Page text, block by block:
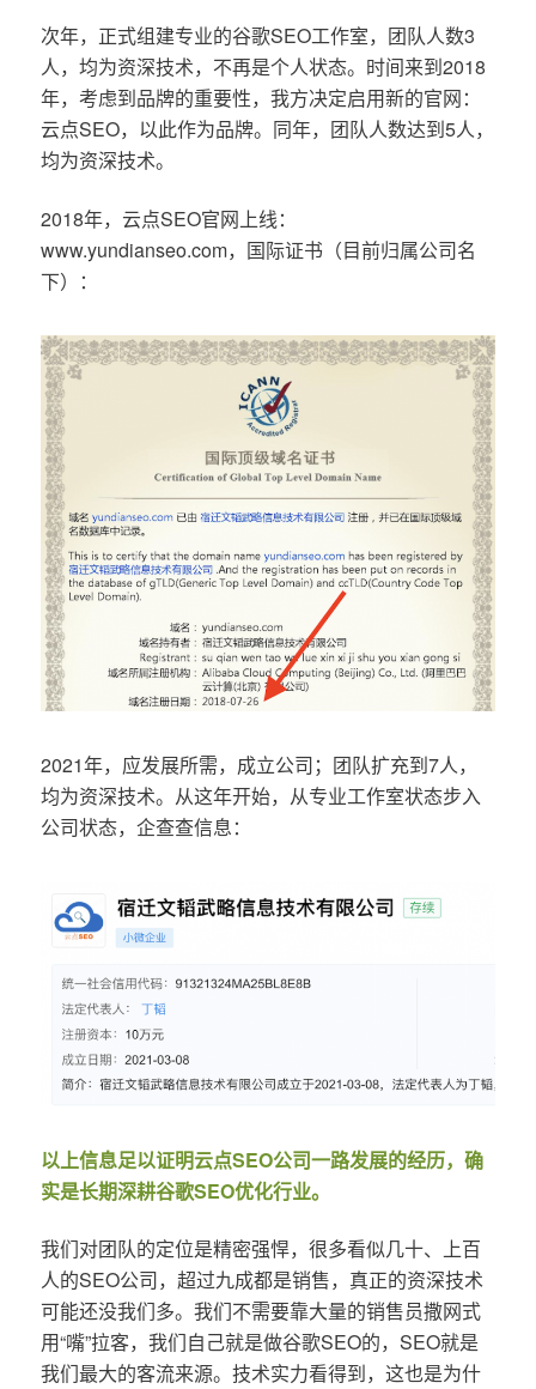
次年，正式组建专业的谷歌SEO工作室，团队人数3
人，均为资深技术，不再是个人状态。时间来到2018
年，考虑到品牌的重要性，我方决定启用新的官网：
云点SEO，以此作为品牌。同年，团队人数达到5人，
均为资深技术。
2018年，云点SEO官网上线：
www.yundianseo.com，国际证书（目前归属公司名
下）：
2021年，应发展所需，成立公司；团队扩充到7人，
均为资深技术。从这年开始，从专业工作室状态步入
公司状态，企查查信息：
以上信息足以证明云点SEO公司一路发展的经历，确
实是长期深耕谷歌SEO优化行业。
我们对团队的定位是精密强悍，很多看似几十、上百
人的SEO公司，超过九成都是销售，真正的资深技术
可能还没我们多。我们不需要靠大量的销售员撒网式
用“嘴”拉客，我们自己就是做谷歌SEO的，SEO就是
我们最大的客流来源。技术实力看得到，这也是为什